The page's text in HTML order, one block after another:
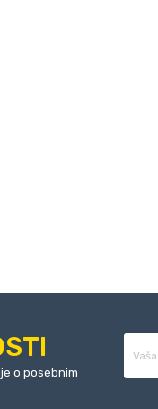
o posebnim